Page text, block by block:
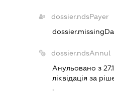
dossier.ndsPayer
dossier.ndsAnnul
Анульовано з
лiквiдацiя за
.